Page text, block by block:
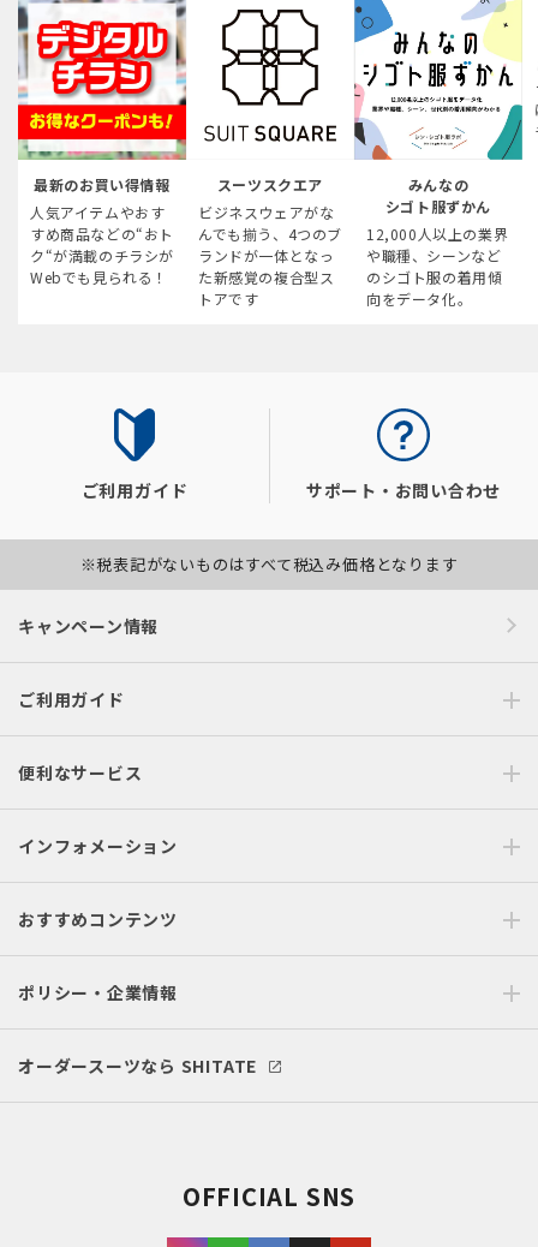
最新のお買い得情報
人気アイテムやおす
すめ商品などの“おト
ク“が満載のチラシが
Webでも見られる！
スーツスクエア
ビジネスウェアがな
んでも揃う、4つのブ
ランドが一体となっ
た新感覚の複合型ス
トアです
みんなの
シゴト服ずかん
12,000人以上の業界
や職種、シーンなど
のシゴト服の着用傾
向をデータ化。
ご利用ガイド サポート・お問い合わせ
※税表記がないものはすべて税込み価格となります
キャンペーン情報
ご利用ガイド
便利なサービス
インフォメーション
おすすめコンテンツ
ポリシー・企業情報
オーダースーツなら SHITATE
OFFICIAL SNS